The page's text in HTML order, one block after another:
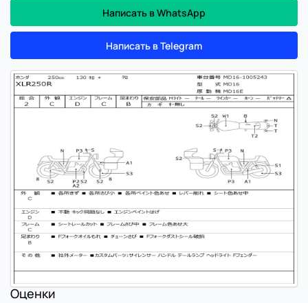
Написать в WhatsApp
Написать в Telegram
Оценки